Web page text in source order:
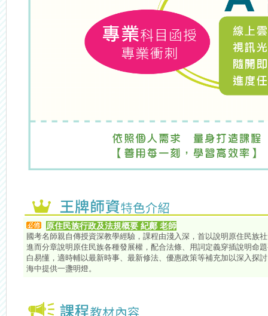
原住民族行政及法規概要 紀鄺 老師
國考名師親自傳授資深教學經驗，課程由淺入深，首以說明原住民族
進而分章說明原住民族各種發展權，配合法條、用詞定義穿插說明命
白易懂，適時輔以最新時事、最新修法、優惠政策等補充加以深入探
海中提供一盞明燈。